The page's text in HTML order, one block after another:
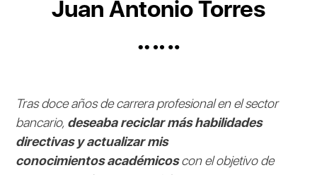
Juan Antonio Torres
Tras doce años de carrera profesional en el sector
bancario, deseaba reciclar más habilidades
directivas y actualizar mis
conocimientos académicoscon el objetivo de